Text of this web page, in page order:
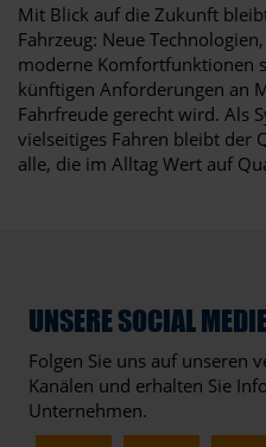
Mit Blick auf die Zukunft
Fahrzeug: Neue
moderne Komfortfunktionen
künftigen Anforderungen an
Fahrfreude gerecht wird. Als
vielseitiges Fahren bleibt der
alle, die im Alltag Wert auf
UNSERE SOCIAL
Folgen Sie uns auf unseren
Kanälen und erhalten Sie
Unternehmen.